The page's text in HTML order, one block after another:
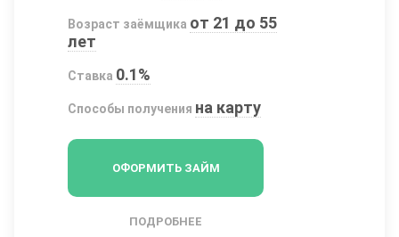
Возраст заёмщика от 21 до 55
лет
Ставка 0.1%
Способы получения на карту
ОФОРМИТЬ ЗАЙМ
ПОДРОБНЕЕ